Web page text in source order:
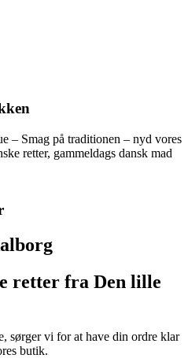
– Smag på traditionen – nyd vores
retter, gammeldags dansk mad
retter fra Den lille
sørger vi for at have din ordre klar
butik.